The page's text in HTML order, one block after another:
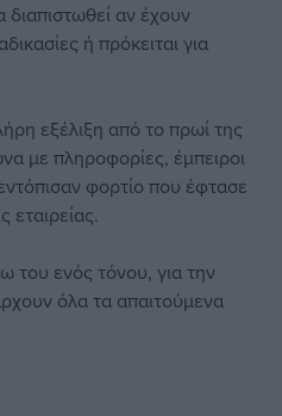
αν έχουν
ή πρόκειται για
εξέλιξη από το πρωί της
με πληροφορίες, έμπειροι
φορτίο που έφτασε
εταιρείας.
του ενός τόνου, για την
όλα τα απαιτούμενα